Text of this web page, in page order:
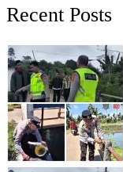
Recent Posts